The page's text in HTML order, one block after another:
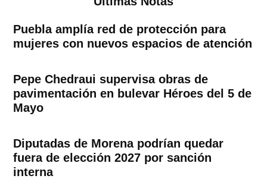
Puebla amplía red de protección para
mujeres con nuevos espacios de atención
Pepe Chedraui supervisa obras de
pavimentación en bulevar Héroes del 5 de
Mayo
Diputadas de Morena podrían quedar
fuera de elección 2027 por sanción
interna